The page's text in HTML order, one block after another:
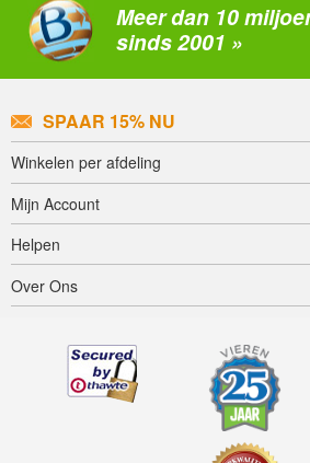
Meer dan 10
sinds 2001 »
SPAAR 15% NU
Winkelen per afdeling
Mijn Account
Helpen
Over Ons